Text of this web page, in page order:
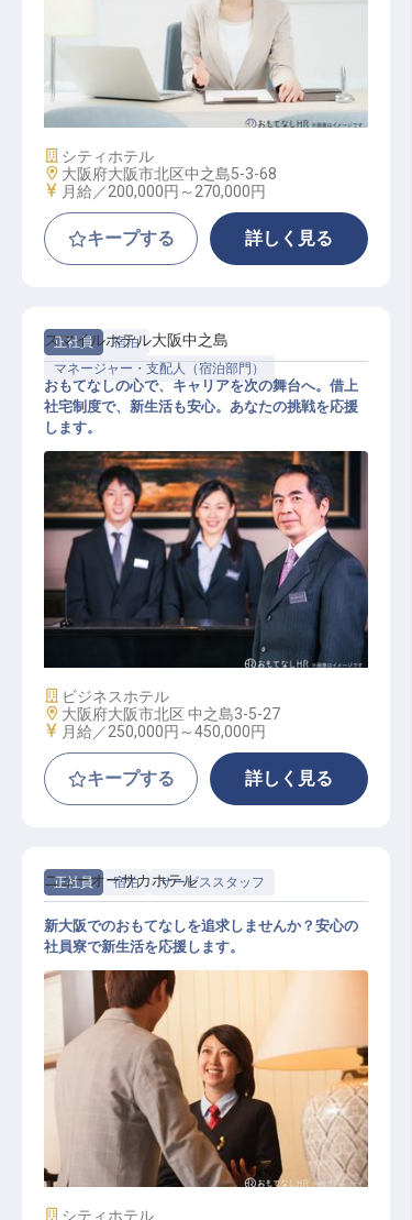
メンバーシップ・カスタマーサービ
ス事務局運営
施設業態
シティホテル
勤務地
大阪府大阪市北区中之島5-3-68
給与
月給／200,000円～ 270,000円
キープする 詳しく見る
正社員
宿泊
マネージャー・支配人（宿泊部門）
ホテル副支配人・マネージャー候補
スマイルホテル大阪中之島
おもてなしの心で、キャリアを次の舞台へ。借上
社宅制度で、新生活も安心。あなたの挑戦を応援
します。
施設業態
ビジネスホテル
勤務地
大阪府大阪市北区 中之島3-5-27
給与
月給／250,000円～450,000円
キープする 詳しく見る
正社員 宿泊 サービススタッフ
フロント・接客係
ニューオーサカホテル
新大阪でのおもてなしを追求しませんか？安心の
社員寮で新生活を応援します。
施設業態
シティホテル